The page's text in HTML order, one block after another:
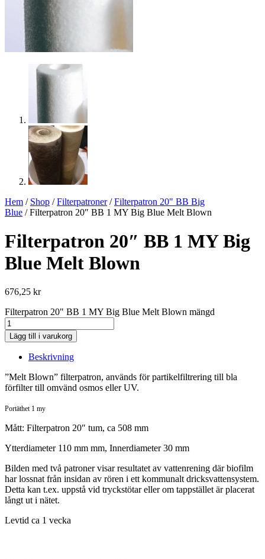
Hem / Shop /Filterpatroner/Filterpatron 20" BB Big
Blue / Filterpatron 20″ BB 1 MY Big Blue Melt Blown
Filterpatron 20″ BB 1 MY Big
Blue Melt Blown
676,25 kr
Filterpatron 20" BB 1 MY Big Blue Melt Blown mängd
Lägg till i varukorg
Beskrivning
”Melt Blown” filterpatron, används för partikelfiltrering till bla
förfilter till omvänd osmos eller UV.
Portäthet 1 my
Mått: Filterpatron 20″ tum, ca 508 mm
Ytterdiameter 110 mm mm, Innerdiameter 30 mm
Bilden med två patroner visar resultatet av vattenrening där biofilm
har lossnat från insidan av rören i ett kommunalt dricksvattensystem.
Detta kan t.ex. uppstå vid tryckstötar eller om tappstället är placerat
långt ut i nätet.
Levtid ca 1 vecka